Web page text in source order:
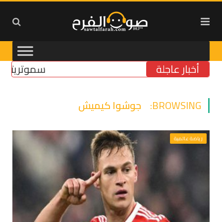
أخبار عاجلة سموتريتش:
BROWSING: جوشوا كيميش
رياضة عالمية